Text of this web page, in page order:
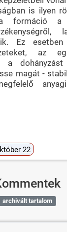
is ilyen
formáció a
Ez
az
a
magát -
22
archivált tartalom